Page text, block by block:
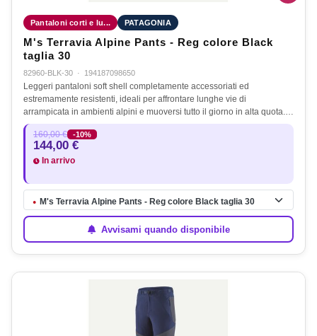
Pantaloni corti e lu... PATAGONIA
M's Terravia Alpine Pants - Reg colore Black
taglia 30
82960-BLK-30 · 194187098650
Leggeri pantaloni soft shell completamente accessoriati ed
estremamente resistenti, ideali per affrontare lunghe vie di
arrampicata in ambienti alpini e muoversi tutto il giorno in alta quota.…
160,00 € -10%
144,00 €
In arrivo
● M's Terravia Alpine Pants - Reg colore Black taglia 30
Avvisami quando disponibile